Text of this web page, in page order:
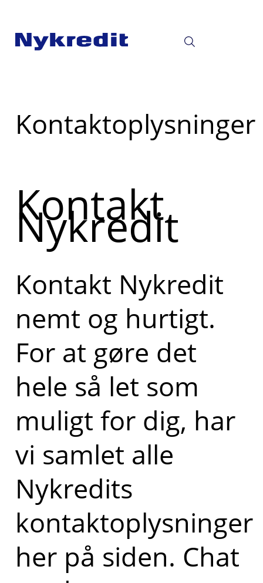
Læs
mere
Kontaktoplysninger
Kontakt
Nykredit
Kontakt Nykredit
nemt og hurtigt.
For at gøre det
hele så let som
muligt for dig, har
vi samlet alle
Nykredits
kontaktoplysninger
her på siden. Chat